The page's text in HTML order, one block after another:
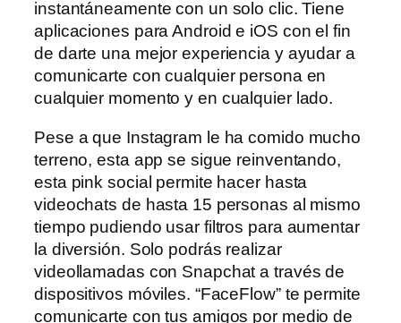
instantáneamente con un solo clic. Tiene
aplicaciones para Android e iOS con el fin
de darte una mejor experiencia y ayudar a
comunicarte con cualquier persona en
cualquier momento y en cualquier lado.
Pese a que Instagram le ha comido mucho
terreno, esta app se sigue reinventando,
esta pink social permite hacer hasta
videochats de hasta 15 personas al mismo
tiempo pudiendo usar filtros para aumentar
la diversión. Solo podrás realizar
videollamadas con Snapchat a través de
dispositivos móviles. “FaceFlow” te permite
comunicarte con tus amigos por medio de